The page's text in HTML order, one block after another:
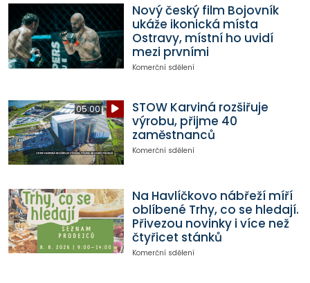
Nový český film Bojovník
ukáže ikonická místa
Ostravy, místní ho uvidí
mezi prvními
Komerční sdělení
05:00
STOW Karviná rozšiřuje
výrobu, přijme 40
zaměstnanců
Komerční sdělení
Na Havlíčkovo nábřeží míří
oblíbené Trhy, co se hledají.
Přivezou novinky i více než
čtyřicet stánků
Komerční sdělení